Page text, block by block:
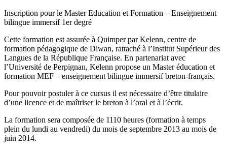
Inscription pour le Master Education et Formation – Enseignement
bilingue immersif 1er degré
Cette formation est assurée à Quimper par Kelenn, centre de
formation pédagogique de Diwan, rattaché à l’Institut Supérieur des
Langues de la République Française. En partenariat avec
l’Université de Perpignan, Kelenn propose un Master éducation et
formation MEF – enseignement bilingue immersif breton-français.
Pour pouvoir postuler à ce cursus il est nécessaire d’être titulaire
d’une licence et de maîtriser le breton à l’oral et à l’écrit.
La formation sera composée de 1110 heures (formation à temps
plein du lundi au vendredi) du mois de septembre 2013 au mois de
juin 2014.